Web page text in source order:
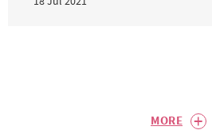
MORE +